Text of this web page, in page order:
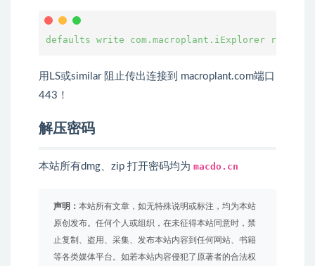
defaults write com.macroplant.iExplorer
用LS或similar 阻止传出连接到 macroplant.com端口
443！
解压密码
本站所有dmg、zip 打开密码均为 macdo.cn
声明： 本站所有文章，如无特殊说明或标注，均为本站
原创发布。任何个人或组织，在未征得本站同意时，禁
止复制、盗用、采集、发布本站内容到任何网站、书籍
等各类媒体平台。如若本站内容侵犯了原著者的合法权